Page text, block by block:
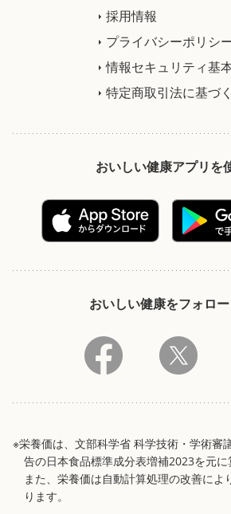
採用情報
プライバシーポリシ
情報セキュリティ基
特定商取引法に基づ
おいしい健康アプリを
おいしい健康をフォロ
※栄養価は、文部科学省 科学技術・学術審
告の日本食品標準成分表増補2023を元に
また、栄養価は自動計算処理の改善によ
ります。